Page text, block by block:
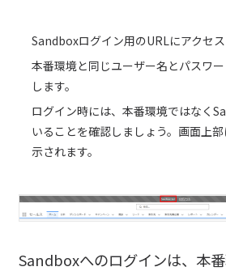
Sandboxログイン用のURLにアクセス
本番環境と同じユーザー名とパスワ
します。
ログイン時には、本番環境ではなく
いることを確認しましょう。画面上
示されます。
Sandboxへのログインは、本